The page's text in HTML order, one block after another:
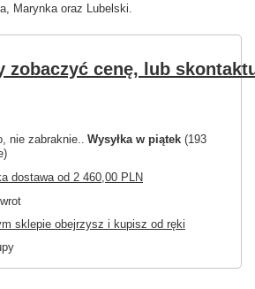
Marynka oraz Lubelski.
zobaczyć cenę, lub
nie zabraknie. Wysyłka w piątek (193
dostawa od 2 460,00 PLN
sklepie obejrzysz i kupisz od ręki